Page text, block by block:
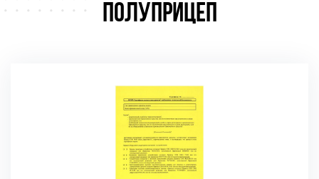
ПОЛУПРИЦЕП